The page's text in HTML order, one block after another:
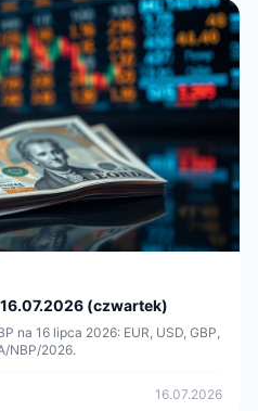
(czwartek)
na 16 lipca 2026: EUR, USD, GBP,
NBP/2026.
16.07.2026